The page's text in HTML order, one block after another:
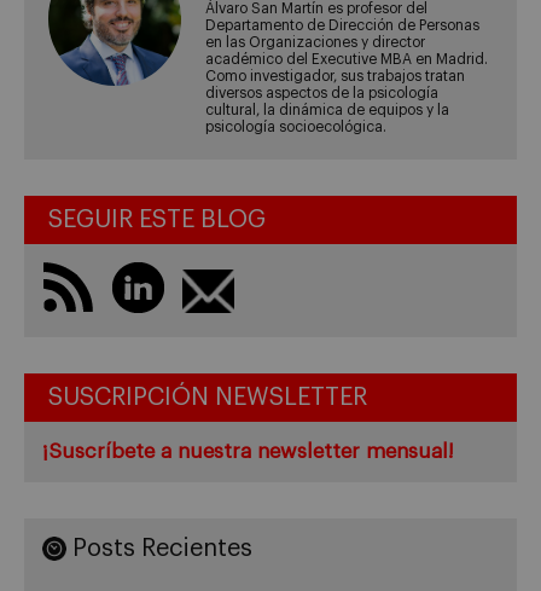
Álvaro San Martín es profesor del
Departamento de Dirección de Personas
en las Organizaciones y director
académico del Executive MBA en Madrid.
Como investigador, sus trabajos tratan
diversos aspectos de la psicología
cultural, la dinámica de equipos y la
psicología socioecológica.
SEGUIR ESTE BLOG
SUSCRIPCIÓN NEWSLETTER
¡Suscríbete a nuestra newsletter mensual!
Posts Recientes